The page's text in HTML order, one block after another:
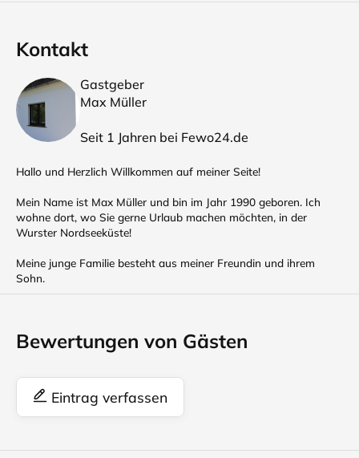
Kontakt
Gastgeber
Max Müller
Seit 1 Jahren bei Fewo24.de
Hallo und Herzlich Willkommen auf meiner Seite!
Mein Name ist Max Müller und bin im Jahr 1990 geboren. Ich
wohne dort, wo Sie gerne Urlaub machen möchten, in der
Wurster Nordseeküste!
Meine junge Familie besteht aus meiner Freundin und ihrem
Sohn.
Bewertungen von Gästen
Eintrag verfassen